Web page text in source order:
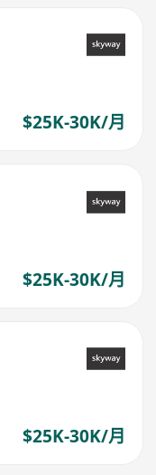
$25K-30K/月
$25K-30K/月
$25K-30K/月